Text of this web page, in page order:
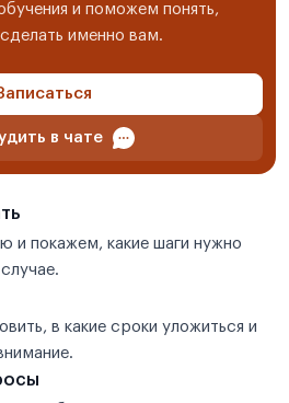
и поможем понять,
именно вам.
в чате
и покажем, какие шаги нужно
в какие сроки уложиться и